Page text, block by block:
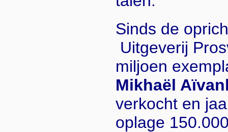
Sinds de
Uitgeverij
miljoen
Mikhaël
verkocht en
oplage